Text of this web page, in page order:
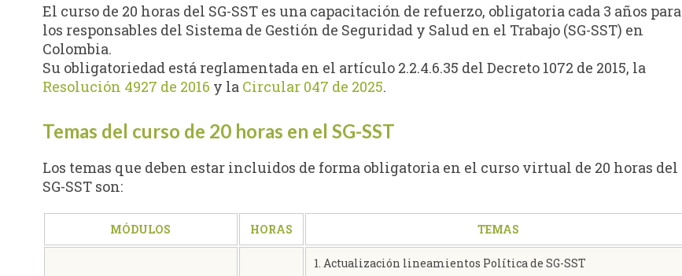
El curso de 20 horas del SG-SST es una capacitación de refuerzo, obligatoria cada 3 años para
los responsables del Sistema de Gestión de Seguridad y Salud en el Trabajo (SG-SST) en
Colombia.
Su obligatoriedad está reglamentada en el artículo 2.2.4.6.35 del Decreto 1072 de 2015, la
Resolución 4927 de 2016 y la Circular 047 de 2025.
Temas del curso de 20 horas en el SG-SST
Los temas que deben estar incluidos de forma obligatoria en el curso virtual de 20 horas del
SG-SST son:
MÓDULOS HORAS TEMAS
1. Actualización lineamientos Política de SG-SST